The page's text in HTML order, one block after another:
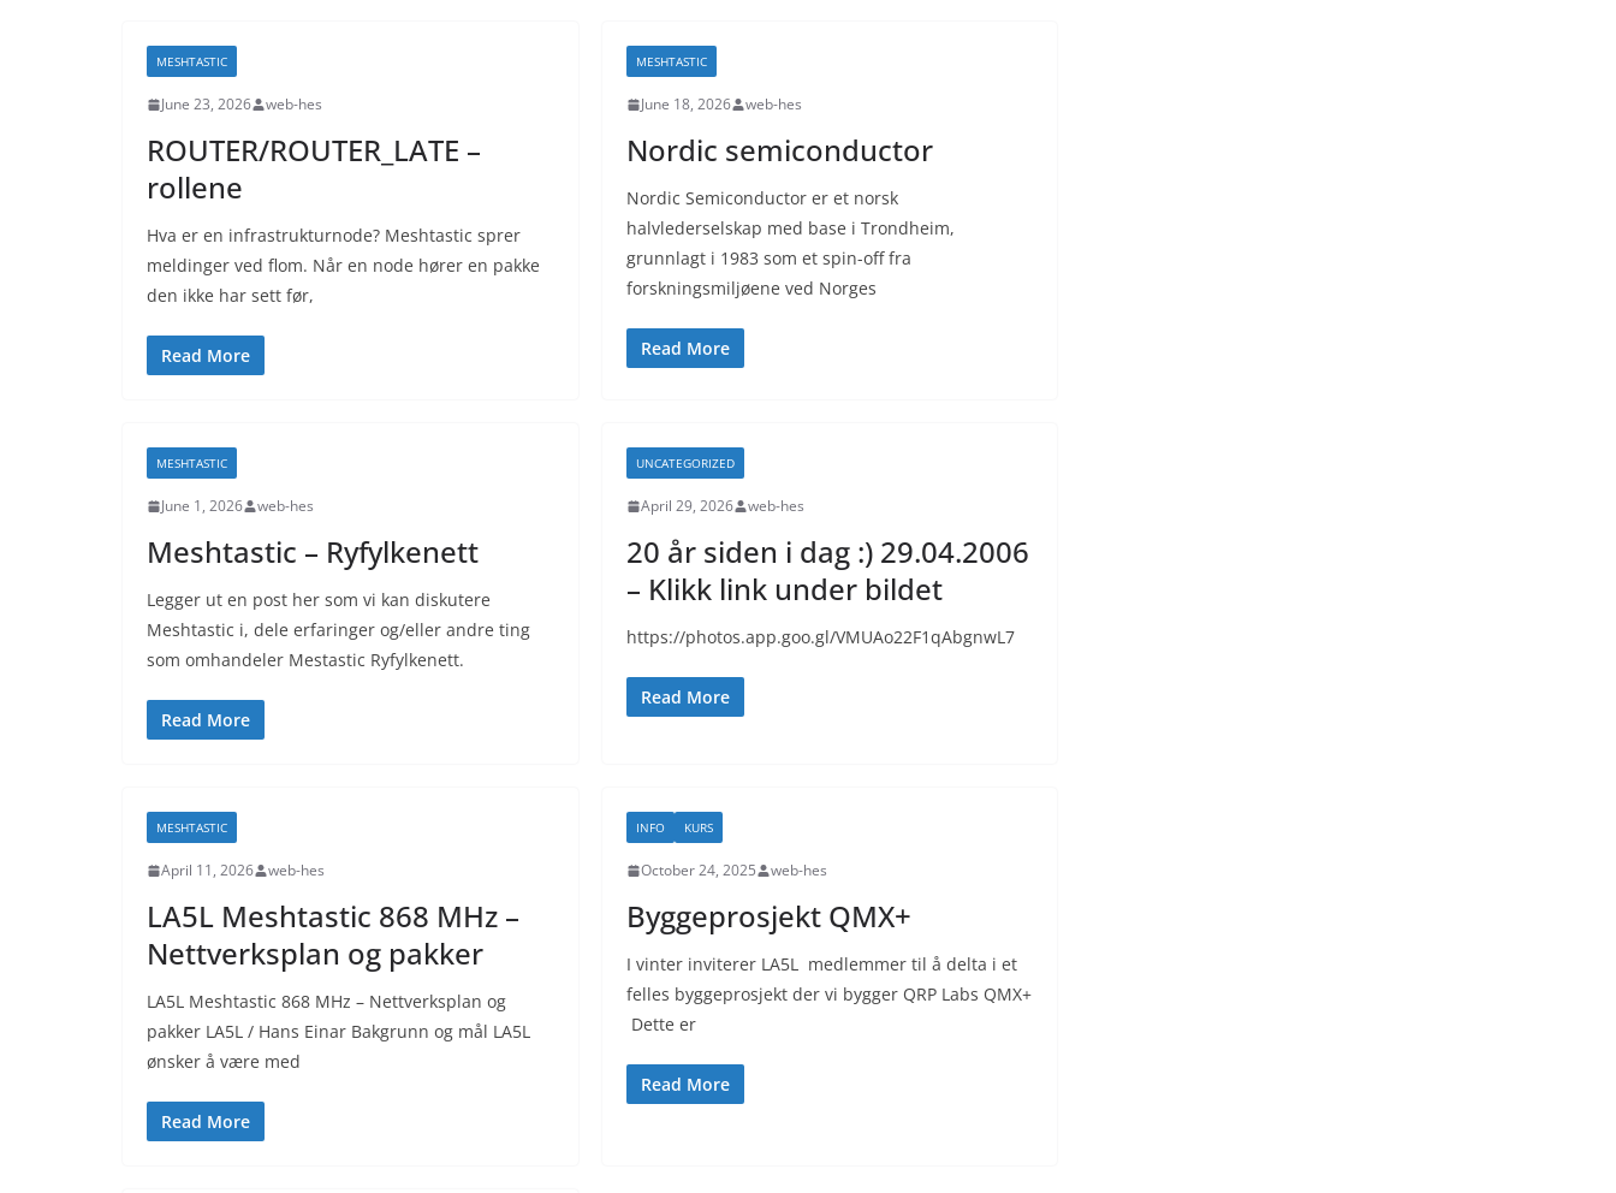
MESHTASTIC
June 23, 2026 web-hes
ROUTER/ROUTER_LATE –
rollene
Hva er en infrastrukturnode? Meshtastic sprer
meldinger ved flom. Når en node hører en pakke
den ikke har sett før,
Read More
MESHTASTIC
June 18, 2026 web-hes
Nordic semiconductor
Nordic Semiconductor er et norsk
halvlederselskap med base i Trondheim,
grunnlagt i 1983 som et spin-off fra
forskningsmiljøene ved Norges
Read More
MESHTASTIC
June 1, 2026 web-hes
Meshtastic – Ryfylkenett
Legger ut en post her som vi kan diskutere
Meshtastic i, dele erfaringer og/eller andre ting
som omhandeler Mestastic Ryfylkenett.
Read More
UNCATEGORIZED
April 29, 2026 web-hes
20 år siden i dag :) 29.04.2006
– Klikk link under bildet
https://photos.app.goo.gl/VMUAo22F1qAbgnwL7
Read More
MESHTASTIC
April 11, 2026 web-hes
LA5L Meshtastic 868 MHz –
Nettverksplan og pakker
LA5L Meshtastic 868 MHz – Nettverksplan og
pakker LA5L / Hans Einar Bakgrunn og mål LA5L
ønsker å være med
Read More
INFO KURS
October 24, 2025 web-hes
Byggeprosjekt QMX+
I vinter inviterer LA5L medlemmer til å delta i et
felles byggeprosjekt der vi bygger QRP Labs QMX+
Dette er
Read More